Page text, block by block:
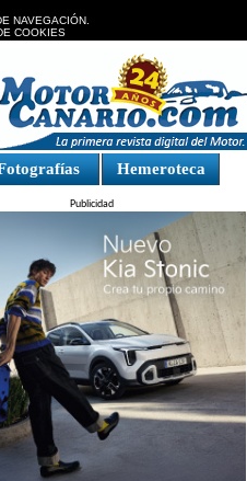
NAVEGACIÓN.
COOKIES
Hemeroteca
Publicidad